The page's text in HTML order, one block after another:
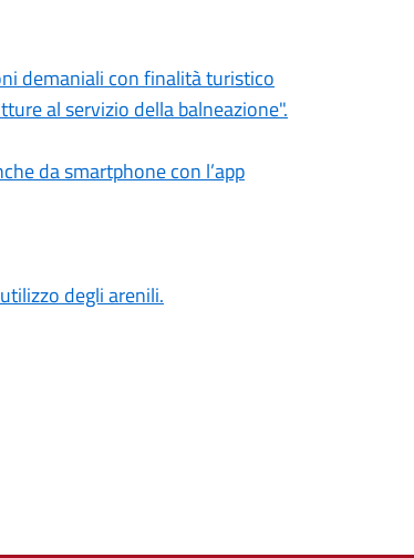
demaniali con finalità turistico
al servizio della balneazione".
da smartphone con l’app
degli arenili.